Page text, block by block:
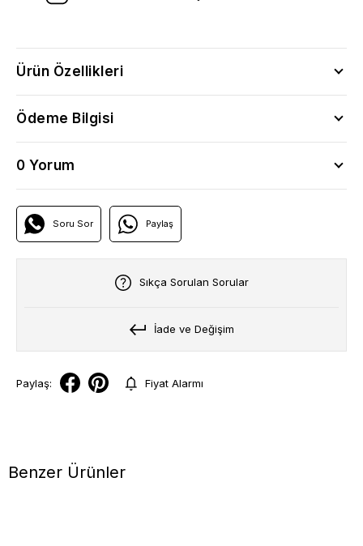
Ürün Özellikleri
Ödeme Bilgisi
0 Yorum
Soru Sor Paylaş
Sıkça Sorulan Sorular
İade ve Değişim
Paylaş: Fiyat Alarmı
Benzer Ürünler